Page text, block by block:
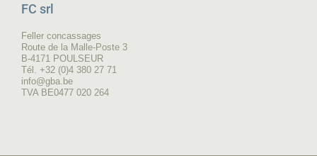
FC srl
Feller concassages
Route de la Malle-Poste 3
B-4171 POULSEUR
Tél. +32 (0)4 380 27 71
info@gba.be
TVA BE0477 020 264